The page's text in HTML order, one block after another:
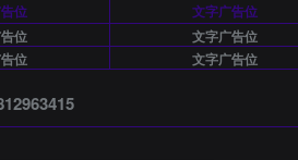
位
文字广告位
位
文字广告位
位 文字广告位